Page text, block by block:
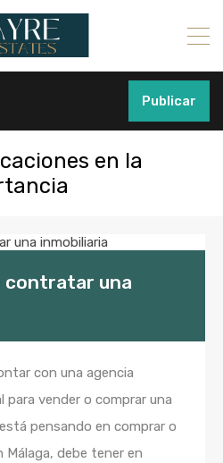
Publicar
en la
contratar una
con una agencia
para vender o comprar una
pensando en comprar o
Málaga, debe tener en